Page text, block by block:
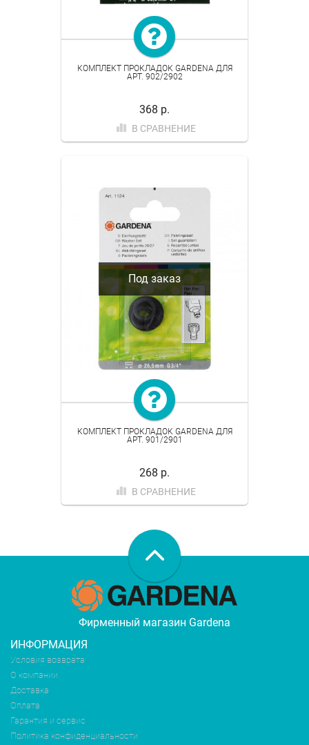
КОМПЛЕКТ ПРОКЛАДОК GARDENA ДЛЯ
АРТ. 902/2902
368 р.
В СРАВНЕНИЕ
Под заказ
КОМПЛЕКТ ПРОКЛАДОК GARDENA ДЛЯ
АРТ. 901/2901
268 р.
В СРАВНЕНИЕ
Фирменный магазин Gardena
ИНФОРМАЦИЯ
Условия возврата
О компании
Доставка
Оплата
Гарантия и сервис
Политика конфиденциальности